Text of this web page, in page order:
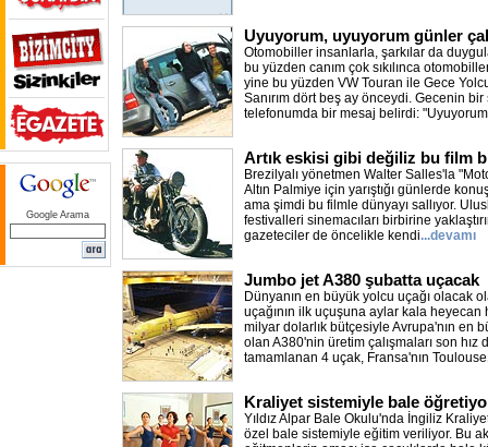
Google Arama
Uyuyorum, uyuyorum günler
Otomobiller insanlarla, şarkılar da
bu yüzden canım çok sıkılınca
yine bu yüzden VW Touran ile Gece
Sanırım dört beş ay önceydi. Gecenin
telefonumda bir mesaj belirdi:
Artık eskisi gibi değiliz bu film
Brezilyalı yönetmen Walter Salles'la
Altın Palmiye için yarıştığı günlerde
ama şimdi bu filmle dünyayı sallıyor.
festivalleri sinemacıları birbirine
gazeteciler de öncelikle kendi...devamı
Jumbo jet A380 şubatta uçacak
Dünyanın en büyük yolcu uçağı olacak
uçağının ilk uçuşuna aylar kala heyecan
milyar dolarlık bütçesiyle Avrupa'nın en
olan A380'nin üretim çalışmaları son hız
tamamlanan 4 uçak, Fransa'nın Toulouse
Kraliyet sistemiyle bale
Yıldız Alpar Bale Okulu'nda İngiliz
özel bale sistemiyle eğitim veriliyor. Bu